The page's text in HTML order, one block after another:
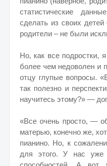
статистические
сделать из своих
родители – не были
Но, как все подростки,
более чем недоволен и
отцу глупые вопросы.
так полезно и
научитесь этому?» —
«Все очень просто, —
матерью, конечно же,
пианино. Но, к
для этого. У нас уже